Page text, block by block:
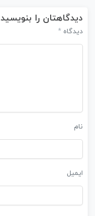
دیدگاهتان را بنویسید
دیدگاه *
نام
ایمیل